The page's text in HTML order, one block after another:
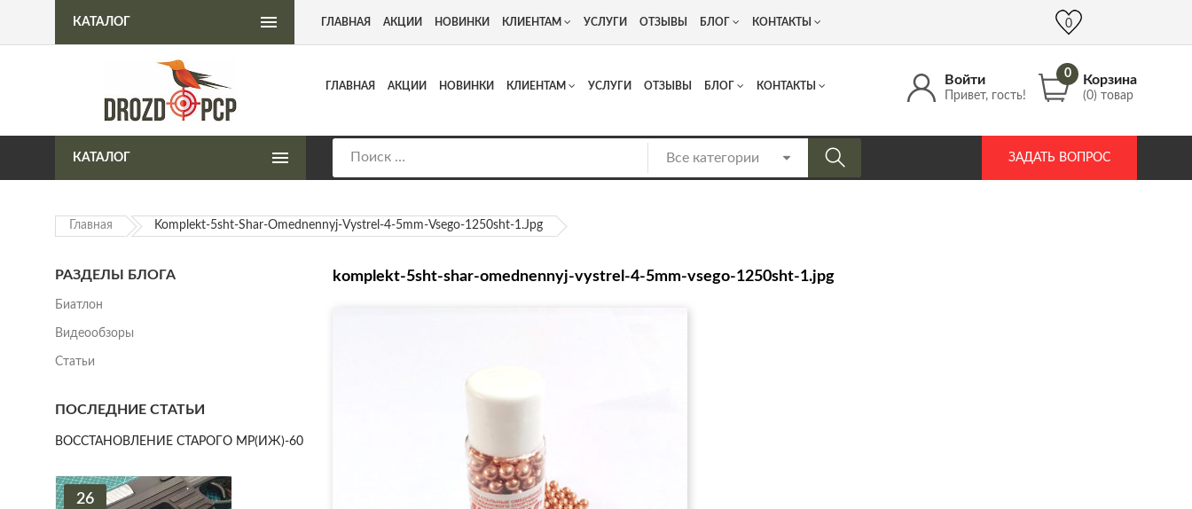
Интернет-магазин пневматического оружия Адрес: г. Москва, Люберцы, Котельнический проезд 13 +7 (917) 537 17 16 info@DrozdPcp.ru
Войти
Привет, гость!
0 Корзина
(0) товар
ГЛАВНАЯ АКЦИИ НОВИНКИ КЛИЕНТАМ УСЛУГИ ОТЗЫВЫ БЛОГ КОНТАКТЫ
КАТАЛОГ ЗАДАТЬ ВОПРОС
КАТАЛОГ ГЛАВНАЯ АКЦИИ НОВИНКИ КЛИЕНТАМ УСЛУГИ ОТЗЫВЫ БЛОГ КОНТАКТЫ 0
Главная Komplekt-5sht-Shar-Omednennyj-Vystrel-4-5mm-Vsego-1250sht-1.jpg
komplekt-5sht-shar-omednennyj-vystrel-4-5mm-vsego-1250sht-1.jpg
РАЗДЕЛЫ БЛОГА
Биатлон
Видеообзоры
Статьи
ПОСЛЕДНИЕ СТАТЬИ
ВОССТАНОВЛЕНИЕ СТАРОГО МР(ИЖ)-60
26